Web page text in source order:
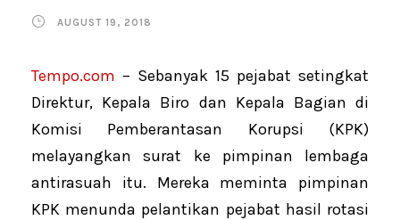
AUGUST 19, 2018
Tempo.com – Sebanyak 15 pejabat setingkat
Direktur, Kepala Biro dan Kepala Bagian di
Komisi Pemberantasan Korupsi (KPK)
melayangkan surat ke pimpinan lembaga
antirasuah itu. Mereka meminta pimpinan
KPK menunda pelantikan pejabat hasil rotasi